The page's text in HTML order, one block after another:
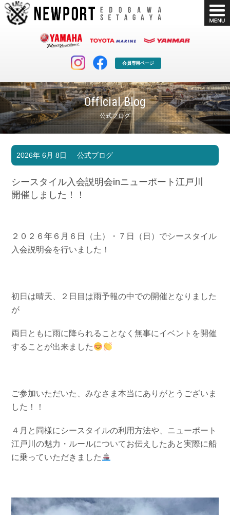
会員専用ページ
Official Blog
公式ブログ
マリンクラブ
マリンライフを堪能したい！
ボート販売
ボート免許
長年の実績と信頼！
シースタイル
Sea-Style
お問い合わせ
Contact us
会社概要
2026年 6月 8日 公式ブログ
シースタイル入会説明会inニューポート江戸川
開催しました！！
２０２６年６月６日（土）・７日（日）でシースタイル
入会説明会を行いました！
初日は晴天、２日目は雨予報の中での開催となりました
が
両日ともに雨に降られることなく無事にイベントを開催
することが出来ました
ご参加いただいた、みなさま本当にありがとうございま
した！！
４月と同様にシースタイルの利用方法や、ニューポート
江戸川の魅力・ルールについてお伝えしたあと実際に船
に乗っていただきました